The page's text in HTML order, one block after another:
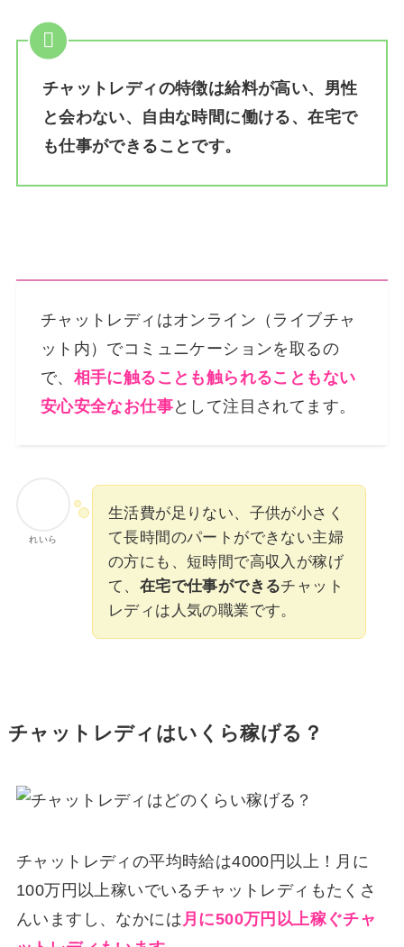
チャットレディの特徴は給料が高い、男性
と会わない、自由な時間に働ける、在宅で
も仕事ができることです。
チャットレディはオンライン（ライブチャ
ット内）でコミュニケーションを取るの
で、 相手に触ることも触られることもない
安心安全なお仕事として注目されてます。
れいら
生活費が足りない、子供が小さく
て長時間のパートができない主婦
の方にも、短時間で高収入が稼げ
て、 在宅で仕事ができるチャット
レディは人気の職業です。
チャットレディはいくら稼げる？
チャットレディの平均時給は4000円以上！月に
100万円以上稼いでいるチャットレディもたくさ
んいますし、なかには 月に500万円以上稼ぐチャ